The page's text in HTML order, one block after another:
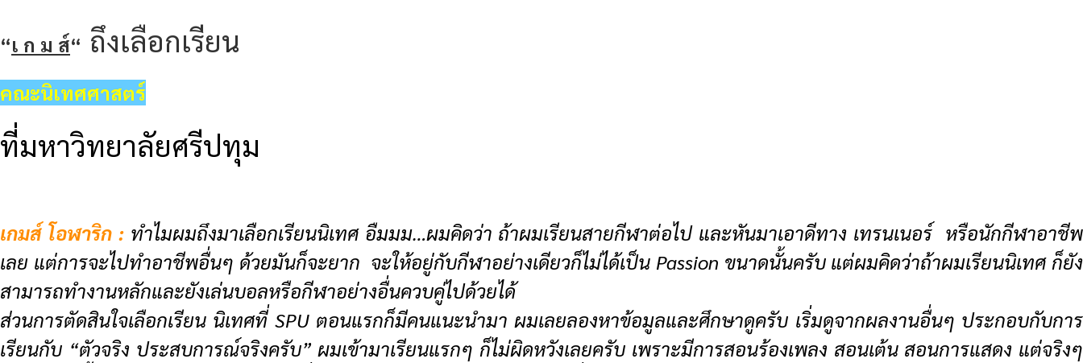
“เ ก ม ส์“ ถึงเลือกเรียน
คณะนิเทศศาสตร์
ที่มหาวิทยาลัยศรีปทุม
เกมส์ โอฬาริก : ทำไมผมถึงมาเลือกเรียนนิเทศ อืมมม…ผมคิดว่า ถ้าผมเรียนสายกีฬาต่อไป และหันมาเอาดีทาง เทรนเนอร์ หรือนักกีฬาอาชีพ
เลย แต่การจะไปทำอาชีพอื่นๆ ด้วยมันก็จะยาก จะให้อยู่กับกีฬาอย่างเดียวก็ไม่ได้เป็น Passion ขนาดนั้นครับ แต่ผมคิดว่าถ้าผมเรียนนิเทศ ก็ยัง
สามารถทำงานหลักและยังเล่นบอลหรือกีฬาอย่างอื่นควบคู่ไปด้วยได้
ส่วนการตัดสินใจเลือกเรียน นิเทศที่ SPU ตอนแรกก็มีคนแนะนำมา ผมเลยลองหาข้อมูลและศึกษาดูครับ เริ่มดูจากผลงานอื่นๆ ประกอบกับการ
เรียนกับ “ตัวจริง ประสบการณ์จริงครับ” ผมเข้ามาเรียนแรกๆ ก็ไม่ผิดหวังเลยครับ เพราะมีการสอนร้องเพลง สอนเต้น สอนการแสดง แต่จริงๆ